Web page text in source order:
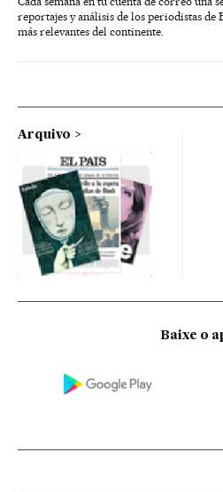
reportajes y análisis de los periodistas de
más relevantes del continente.
Arquivo
Baixe o